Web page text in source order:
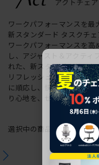
ワークパフォーマンスを最
新スタンダード タスクチェ
ワークパフォーマンスを
し、アジャスト＆アクティ
れた、新スタンダードのタ
リフレッシュする時も、
に順応し、快適にサポー
り心地を、ぜひご体感くだ
選択中の商品情報保証注意